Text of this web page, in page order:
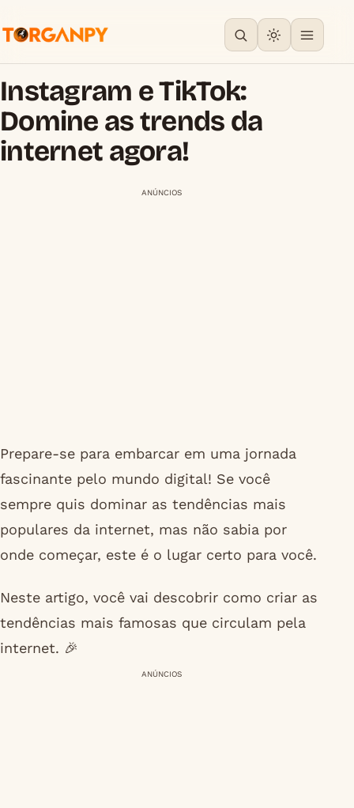
Instagram e TikTok:
Domine as trends da
internet agora!
ANÚNCIOS
Prepare-se para embarcar em uma jornada
fascinante pelo mundo digital! Se você
sempre quis dominar as tendências mais
populares da internet, mas não sabia por
onde começar, este é o lugar certo para você.
Neste artigo, você vai descobrir como criar as
tendências mais famosas que circulam pela
internet. 🎉
ANÚNCIOS